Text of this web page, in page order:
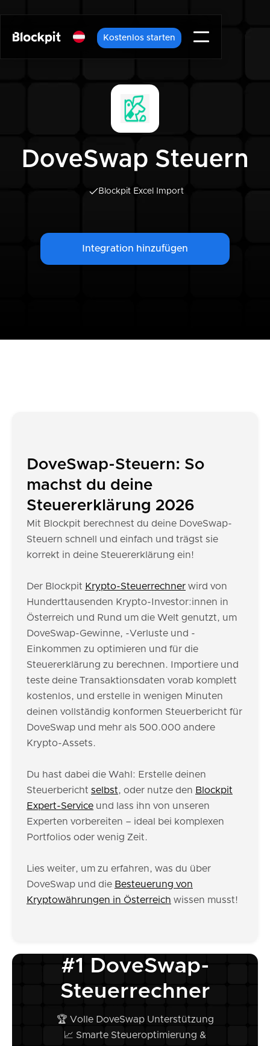
Kostenlos starten
DoveSwap Steuern
Blockpit Excel Import
Integration hinzufügen
DoveSwap-Steuern: So
machst du deine
Steuererklärung 2026
Mit Blockpit berechnest du deine DoveSwap-
Steuern schnell und einfach und trägst sie
korrekt in deine Steuererklärung ein!
Der Blockpit Krypto-Steuerrechner wird von
Hunderttausenden Krypto-Investor:innen in
Österreich und Rund um die Welt genutzt, um
DoveSwap-Gewinne, -Verluste und -
Einkommen zu optimieren und für die
Steuererklärung zu berechnen. Importiere und
teste deine Transaktionsdaten vorab komplett
kostenlos, und erstelle in wenigen Minuten
deinen vollständig konformen Steuerbericht für
DoveSwap und mehr als 500.000 andere
Krypto-Assets.
Du hast dabei die Wahl: Erstelle deinen
Steuerbericht selbst, oder nutze den Blockpit
Expert-Service und lass ihn von unseren
Experten vorbereiten – ideal bei komplexen
Portfolios oder wenig Zeit.
Lies weiter, um zu erfahren, was du über
DoveSwap und die Besteuerung von
Kryptowährungen in Österreich wissen musst!
#1 DoveSwap-
Steuerrechner
🏆 Volle DoveSwap Unterstützung
📈 Smarte Steueroptimierung &